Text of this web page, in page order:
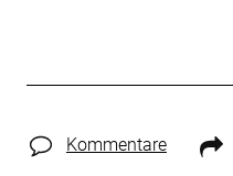
Kommentare